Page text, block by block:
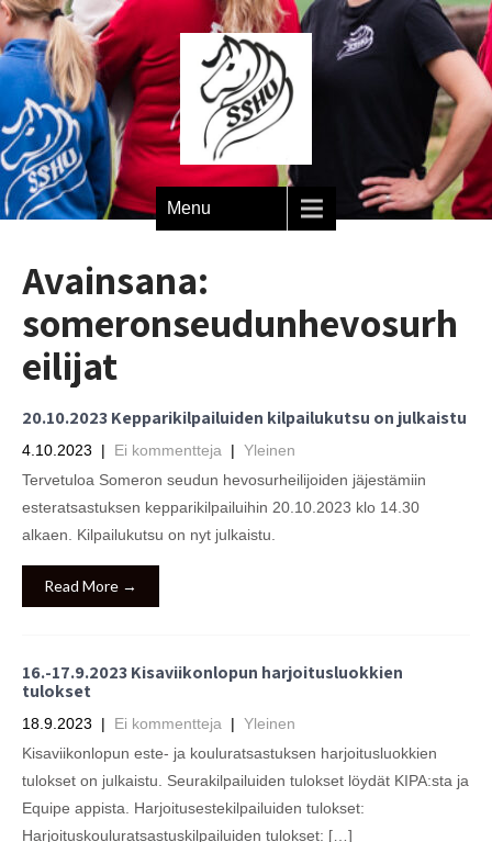
Menu
Avainsana:
someronseudunhevosurh
eilijat
20.10.2023 Kepparikilpailuiden kilpailukutsu on julkaistu
4.10.2023 | Ei kommentteja | Yleinen
Tervetuloa Someron seudun hevosurheilijoiden jäjestämiin
esteratsastuksen kepparikilpailuihin 20.10.2023 klo 14.30
alkaen. Kilpailukutsu on nyt julkaistu.
Read More →
16.-17.9.2023 Kisaviikonlopun harjoitusluokkien
tulokset
18.9.2023 | Ei kommentteja | Yleinen
Kisaviikonlopun este- ja kouluratsastuksen harjoitusluokkien
tulokset on julkaistu. Seurakilpailuiden tulokset löydät KIPA:sta ja
Equipe appista. Harjoitusestekilpailuiden tulokset:
Harjoituskouluratsastuskilpailuiden tulokset: […]